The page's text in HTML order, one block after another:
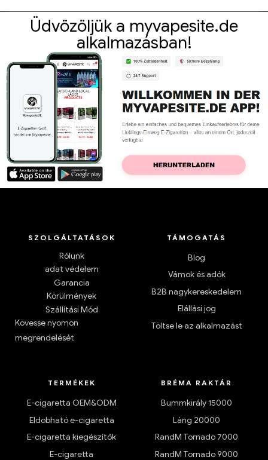
Üdvözöljük a myvapesite.de
alkalmazásban!
SZOLGÁLTATÁSOK
Rólunk
adat védelem
Garancia
Körülmények
Szállítási Mód
Kövesse nyomon
megrendelését
TÁMOGATÁS
Blog
Vámok és adók
B2B nagykereskedelem
Elállási jog
Töltse le az alkalmazást
TERMÉKEK
E-cigaretta OEM&ODM
Eldobható e-cigaretta
E-cigaretta kiegészítők
E-cigaretta
BRÉMA RAKTÁR
Bummkirály 15000
Láng 20000
RandM Tornado 7000
RandM Tornado 9000